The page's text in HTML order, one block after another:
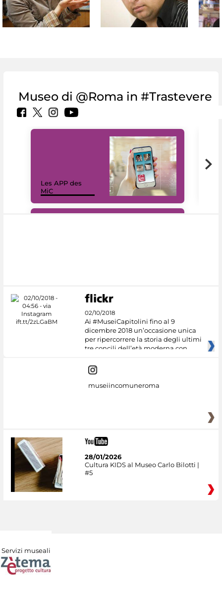
Museo di @Roma in #Trastevere
Les APP des
MiC
02/10/2018
Ai #MuseiCapitolini fino al 9
dicembre 2018 un’occasione unica
per ripercorrere la storia degli ultimi
tre concili dell’età moderna con
museiincomuneroma
28/01/2026
Cultura KIDS al Museo Carlo Bilotti |
#5
Servizi museali